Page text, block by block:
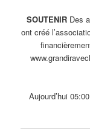
SOUTENIRDes
ont créé
Aujourd’hui